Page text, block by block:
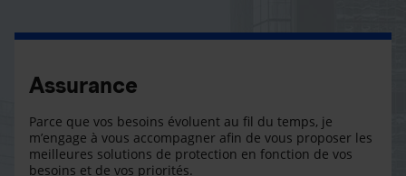
Assurance
Parce que vos besoins évoluent au fil du temps, je
m’engage à vous accompagner afin de vous proposer les
meilleures solutions de protection en fonction de vos
besoins et de vos priorités.